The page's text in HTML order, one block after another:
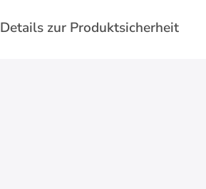
Details zur Produktsicherheit